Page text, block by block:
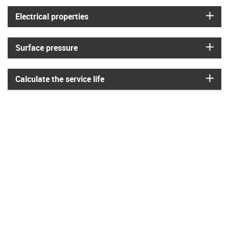
Electrical properties
Surface pressure
Calculate the service life